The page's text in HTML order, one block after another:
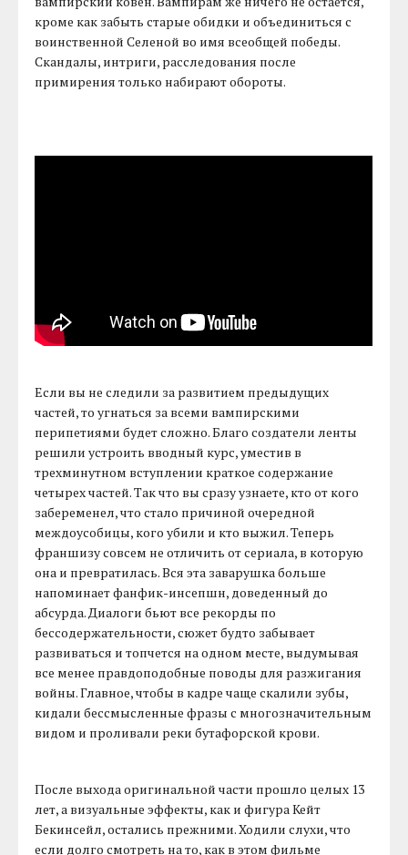
кроме как забыть старые обидки и объединиться с
воинственной Селеной во имя всеобщей победы.
Скандалы, интриги, расследования после
примирения только набирают обороты.
Если вы не следили за развитием предыдущих
частей, то угнаться за всеми вампирскими
перипетиями будет сложно. Благо создатели ленты
решили устроить вводный курс, уместив в
трехминутном вступлении краткое содержание
четырех частей. Так что вы сразу узнаете, кто от кого
забеременел, что стало причиной очередной
междоусобицы, кого убили и кто выжил. Теперь
франшизу совсем не отличить от сериала, в которую
она и превратилась. Вся эта заварушка больше
напоминает фанфик-инсепшн, доведенный до
абсурда. Диалоги бьют все рекорды по
бессодержательности, сюжет будто забывает
развиваться и топчется на одном месте, выдумывая
все менее правдоподобные поводы для разжигания
войны. Главное, чтобы в кадре чаще скалили зубы,
кидали бессмысленные фразы с многозначительным
видом и проливали реки бутафорской крови.
После выхода оригинальной части прошло целых 13
лет, а визуальные эффекты, как и фигура Кейт
Бекинсейл, остались прежними. Ходили слухи, что
если долго смотреть на то, как в этом фильме